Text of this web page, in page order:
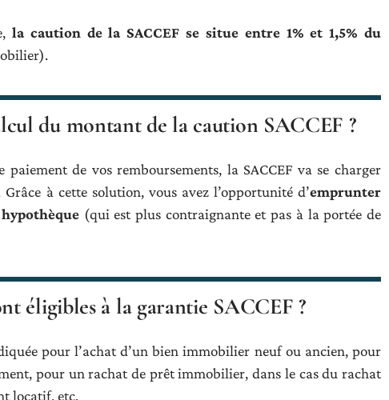
la caution de la SACCEF se situe entre 1% et 1,5% du
du montant de la caution SACCEF ?
de vos remboursements, la SACCEF va se charger
à cette solution, vous avez l’opportunité d’emprunter
(qui est plus contraignante et pas à la portée de
éligibles à la garantie SACCEF ?
pour l’achat d’un bien immobilier neuf ou ancien, pour
pour un rachat de prêt immobilier, dans le cas du rachat
locatif, etc.